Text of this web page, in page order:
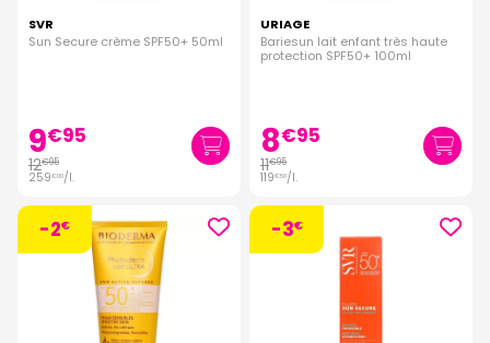
SVR
Sun Secure crème SPF50+ 50ml
9€95
12€95
259€00/l.
URIAGE
Bariesun lait enfant très haute
protection SPF50+ 100ml
8€95
11€95
119€50/l.
-2€ -3€